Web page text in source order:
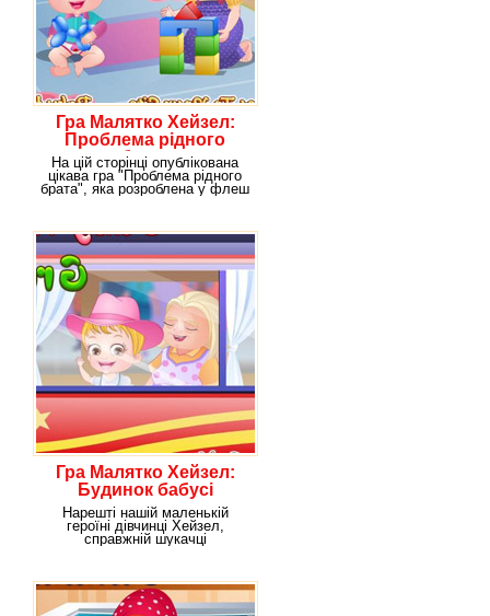
Гра Малятко Хейзел:
Проблема рідного
брата
На цій сторінці опублікована
цікава гра "Проблема рідного
брата", яка розроблена у флеш
Гра Малятко Хейзел:
Будинок бабусі
Нарешті нашій маленькій
героїні дівчинці Хейзел,
справжній шукачці